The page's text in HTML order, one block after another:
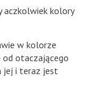
aczkolwiek kolory
w kolorze
od otaczającego
jej i teraz jest